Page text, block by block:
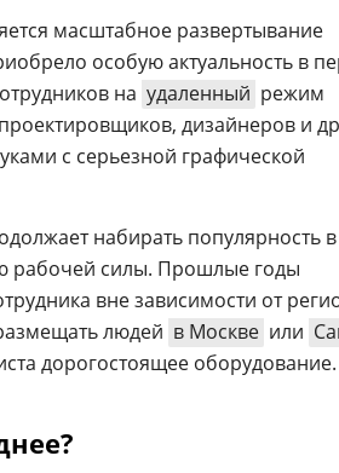
масштабное развертывание
особую актуальность в
на удаленный режим
дизайнеров и
с серьезной графической
набирать популярность в
рабочей силы. Прошлые годы
вне зависимости от
людей в Москве или
дорогостоящее оборудование.